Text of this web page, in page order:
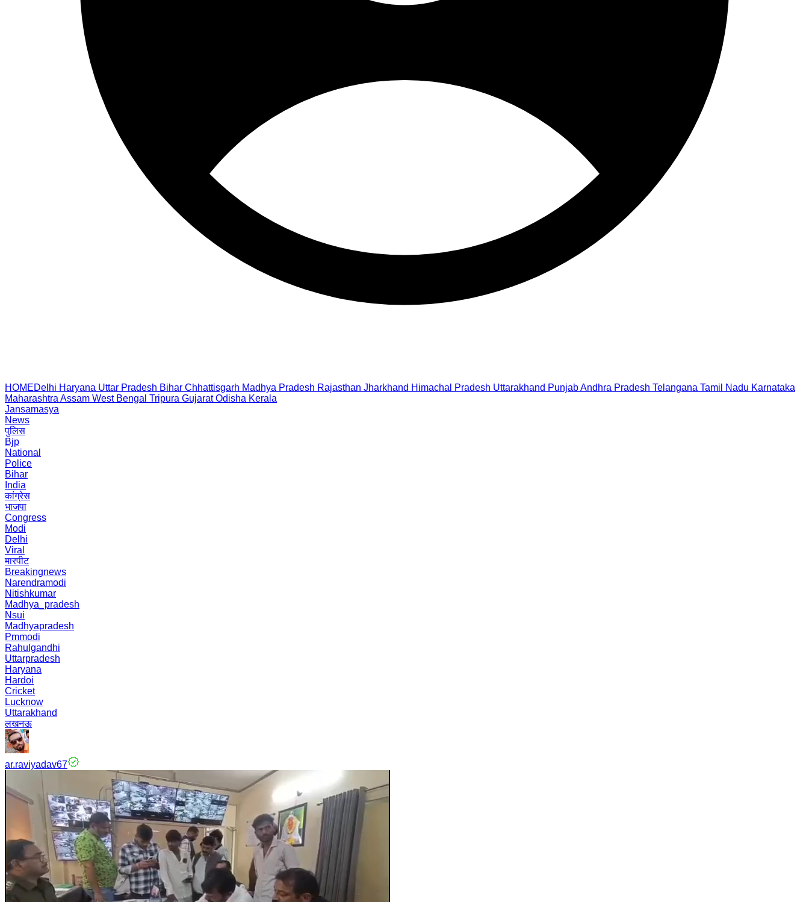
HOMEDelhi Haryana Uttar Pradesh Bihar Chhattisgarh Madhya Pradesh Rajasthan Jharkhand Himachal Pradesh Uttarakhand PunjabAndhra Pradesh Telangana Tamil Nadu Karnataka
Maharashtra Assam West Bengal Tripura Gujarat Odisha Kerala
Jansamasya
News
पुलिस
Bjp
National
Police
Bihar
India
कांग्रेस
भाजपा
Congress
Modi
Delhi
Viral
मारपीट
Breakingnews
Narendramodi
Nitishkumar
Madhya_pradesh
Nsui
Madhyapradesh
Pmmodi
Rahulgandhi
Uttarpradesh
Haryana
Hardoi
Cricket
Lucknow
Uttarakhand
लखनऊ
ar.raviyadav67